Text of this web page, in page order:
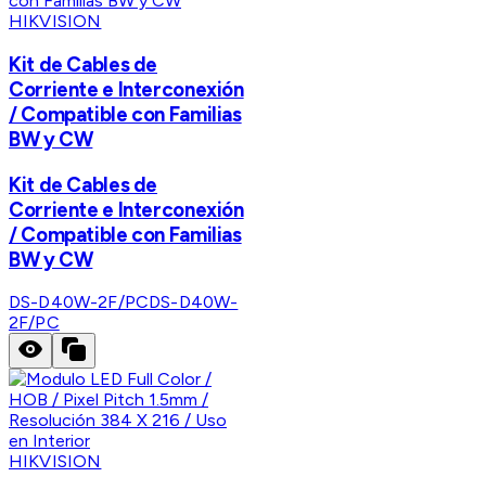
HIKVISION
Kit de Cables de
Corriente e Interconexión
/ Compatible con Familias
BW y CW
Kit de Cables de
Corriente e Interconexión
/ Compatible con Familias
BW y CW
DS-D40W-2F/PCDS-D40W-
2F/PC
HIKVISION